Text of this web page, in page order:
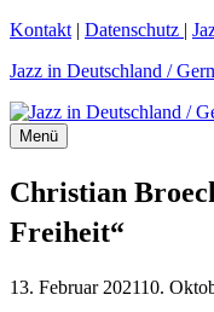
Zum
springen
Kontakt | Datenschutz |
Jazz in Deutschland /
Menü
Christian
Freiheit“
13. Februar 202110.